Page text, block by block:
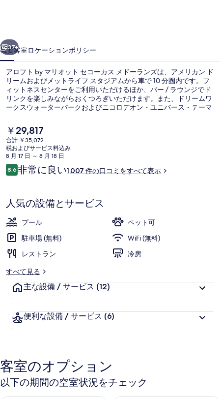
オ
ッ
ト
セ
コ
ー
カ
ス
メ
ー
ラ
ン
ズ
の
リ
ー
37+
概要客室ロケーションポリシー
アロフト by マリオット セコーカス メドーランズは、アメリカン ド
リームおよびメットライフ スタジアムから車で 10 分圏内です。フ
ィットネスセンターをご利用いただけるほか、バー / ラウンジでド
リンクを楽しみながらおくつろぎいただけます。また、ドリームワ
ークスウォーターパークおよびニコロデオン・ユニバース・テーマ
評価しています。
現
在
の
料
金
は
す
￥29,817
合計 ￥35,072
税およびサービス料込み
8 月 17 日 ～ 8 月 18 日
口
コ
8.610段階中8.6
非常に良い1,007 件の口コミをすべて表示
人気の設備とサービス
プール
ペット可
駐車場 (無料)
WiFi (無料)
レストラン
冷房
すべて見る
主な設備 / サービス (12)
便利な設備 / サービス (6)
客室のオプション
以下の期間の空室状況をチェック